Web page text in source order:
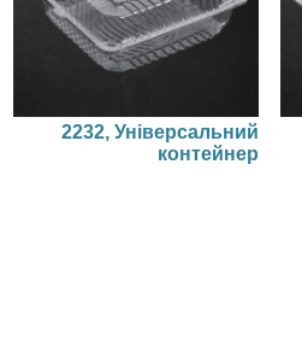
2232, Універсальний
контейнер